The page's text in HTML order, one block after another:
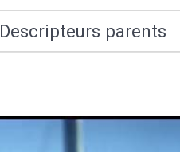
Descripteurs parents